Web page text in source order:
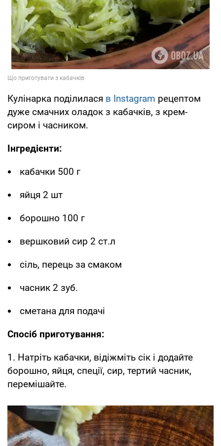
Кулінарка поділилася в Instagram рецептом
дуже смачних оладок з кабачків, з крем-
сиром і часником.
Інгредієнти:
кабачки 500 г
яйця 2 шт
борошно 100 г
вершковий сир 2 ст.л
сіль, перець за смаком
часник 2 зуб.
сметана для подачі
Спосіб приготування:
1. Натріть кабачки, відіжміть сік і додайте
борошно, яйця, спеції, сир, тертий часник,
перемішайте.